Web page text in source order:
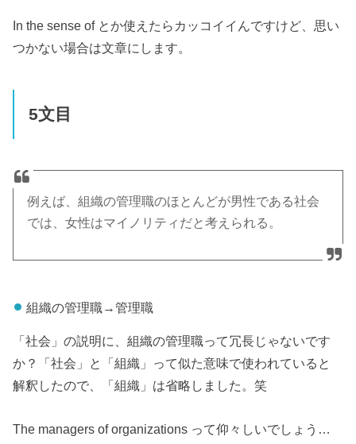
In the sense of とか使えたらカッコイイんですけど、思い
つかない場合は文章にします。
5文目
例えば、組織の管理職のほとんどが男性である社会
では、女性はマイノリティだと考えられる。
組織の管理職→管理職
「社会」の説明に、組織の管理職って冗長じゃないです
か？「社会」と「組織」って似た意味で使われていると
解釈したので、「組織」は省略しました。笑
The managers of organizations って仰々しいでしょう…